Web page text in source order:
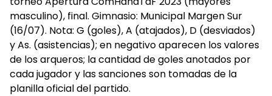
masculino), final. Gimnasio: Municipal Margen Sur
(16/07). Nota: G (goles), A (atajados), D (desviados)
y As. (asistencias); en negativo aparecen los valores
de los arqueros; la cantidad de goles anotados por
cada jugador y las sanciones son tomadas de la
planilla oficial del partido.